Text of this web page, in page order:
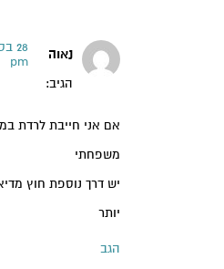
נאוה
הגיב:
pm
אם אני חייבת לרדת
משפחתי
יש דרך נוספת חוץ
יותר
הגב